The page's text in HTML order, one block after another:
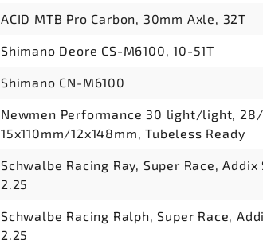
ACID MTB Pro Carbon, 30mm Axle, 32T
Shimano Deore CS-M6100, 10-51T
Shimano CN-M6100
Newmen Performance 30 light/light, 28/
15x110mm/12x148mm, Tubeless Ready
Schwalbe Racing Ray, Super Race, Addix
2.25
Schwalbe Racing Ralph, Super Race,
2.25